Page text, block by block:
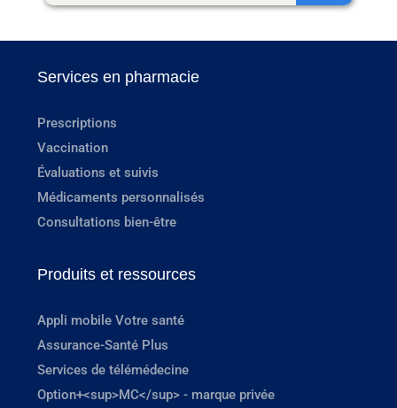
Services en pharmacie
Prescriptions
Vaccination
Évaluations et suivis
Médicaments personnalisés
Consultations bien-être
Produits et ressources
Appli mobile Votre santé
Assurance-Santé Plus
Services de télémédecine
Option+<sup>MC</sup> - marque privée